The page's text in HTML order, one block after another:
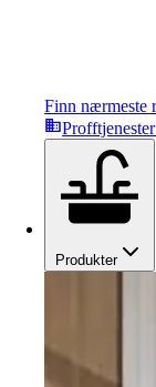
Finn nærmeste
Profftjenester
Produkter